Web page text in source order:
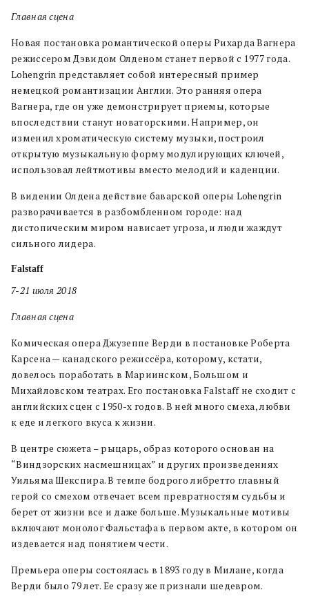
Главная сцена
Новая постановка романтической оперы Рихарда Вагнера
режиссером Дэвидом Олденом станет первой с 1977 года.
Lohengrin представляет собой интересный пример
немецкой романтизации Англии. Это ранняя опера
Вагнера, где он уже демонстрирует приемы, которые
впоследствии станут новаторскими. Например, он
изменил хроматическую систему музыки, построил
открытую музыкальную форму модулирующих ключей,
использовал лейтмотивы вместо мелодий и каденции.
В видении Олдена действие баварской оперы Lohengrin
разворачивается в разбомбленном городе: над
дистопическим миром нависает угроза, и люди жаждут
сильного лидера.
Falstaff
7-21 июля 2018
Главная сцена
Комическая опера Джузеппе Верди в постановке Роберта
Карсена — канадского режиссёра, которому, кстати,
довелось поработать в Мариинском, Большом и
Михайловском театрах. Его постановка Falstaff не сходит с
английских сцен с 1950-х годов. В ней много смеха, любви
к еде и легкого вкуса к жизни.
В центре сюжета – рыцарь, образ которого основан на
“Виндзорских насмешницах” и других произведениях
Уильяма Шекспира. В темпе бодрого либретто главный
герой со смехом отвечает всем превратностям судьбы и
берет от жизни все и даже больше. Музыкальные мотивы
включают монолог Фальстафа в первом акте, в котором он
издевается над понятием чести.
Премьера оперы состоялась в 1893 году в Милане, когда
Верди было 79 лет. Ее сразу же признали шедевром.